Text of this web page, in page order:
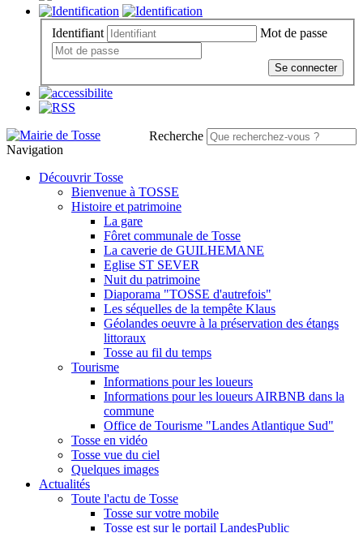
Identifiant Mot de passe
Se connecter
Recherche
Navigation
Découvrir Tosse
Bienvenue à TOSSE
Histoire et patrimoine
La gare
Fôret communale de Tosse
La caverie de GUILHEMANE
Eglise ST SEVER
Nuit du patrimoine
Diaporama "TOSSE d'autrefois"
Les séquelles de la tempête Klaus
Géolandes oeuvre à la préservation des étangs
littoraux
Tosse au fil du temps
Tourisme
Informations pour les loueurs
Informations pour les loueurs AIRBNB dans la
commune
Office de Tourisme "Landes Atlantique Sud"
Tosse en vidéo
Tosse vue du ciel
Quelques images
Actualités
Toute l'actu de Tosse
Tosse sur votre mobile
Tosse est sur le portail LandesPublic